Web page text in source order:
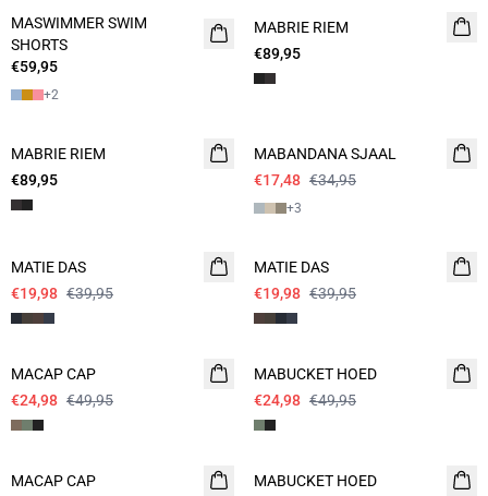
2 FOR 120
MASWIMMER SWIM
SHORTS
€59,95
+2
MABRIE RIEM
€89,95
MABRIE RIEM
€89,95
MABANDANA SJAAL
€17,48 €34,95
+3
MATIE DAS
€19,98 €39,95
MATIE DAS
€19,98 €39,95
- 50%
MACAP CAP
€24,98 €49,95
- 50%
MABUCKET HOED
€24,98 €49,95
- 50%
MACAP CAP
- 50%
MABUCKET HOED